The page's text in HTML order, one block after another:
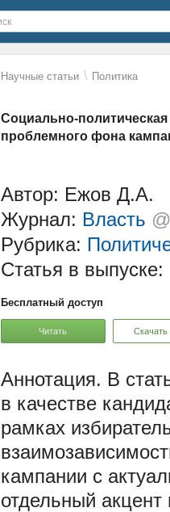
Научные статьи \ Политика
Социально-
проблемного фона
Автор: Ежов Д.А.
Журнал: Власть
Рубрика:
Статья в выпуске:
Бесплатный доступ
Читать Скачать
В
в качестве
рамках
кампании с
отдельный акцент